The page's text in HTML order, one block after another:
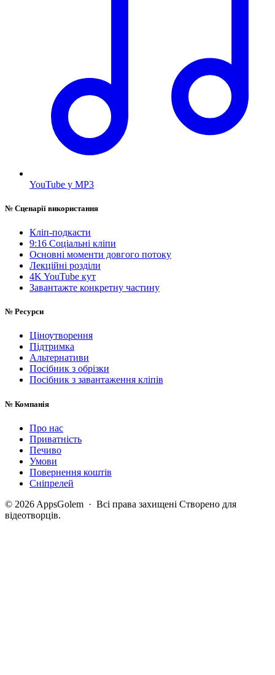
YouTube у MP3
№ Сценарії використання
Кліп-подкасти
9:16 Соціальні кліпи
Основні моменти довгого потоку
Лекційні розділи
4K YouTube кут
Завантажте конкретну частину
№ Ресурси
Ціноутворення
Підтримка
Альтернативи
Посібник з обрізки
Посібник з завантаження кліпів
№ Компанія
Про нас
Приватність
Печиво
Умови
Повернення коштів
Сніпрелей
© 2026 AppsGolem · Всі права захищені Створено для
відеотворців.